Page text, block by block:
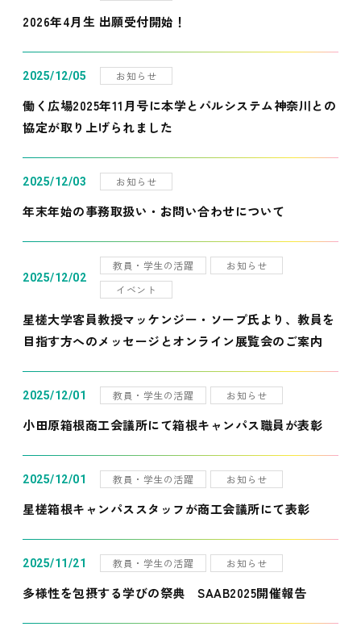
2026年4月生 出願受付開始！
2025/12/05 お知らせ
働く広場2025年11月号に本学とパルシステム神奈川との
協定が取り上げられました
2025/12/03 お知らせ
年末年始の事務取扱い・お問い合わせについて
2025/12/02
教員・学生の活躍
お知らせ
イベント
星槎大学客員教授マッケンジー・ソープ氏より、教員を
目指す方へのメッセージとオンライン展覧会のご案内
2025/12/01 教員・学生の活躍 お知らせ
小田原箱根商工会議所にて箱根キャンパス職員が表彰
2025/12/01 教員・学生の活躍 お知らせ
星槎箱根キャンパススタッフが商工会議所にて表彰
2025/11/21 教員・学生の活躍 お知らせ
多様性を包摂する学びの祭典 SAAB2025開催報告